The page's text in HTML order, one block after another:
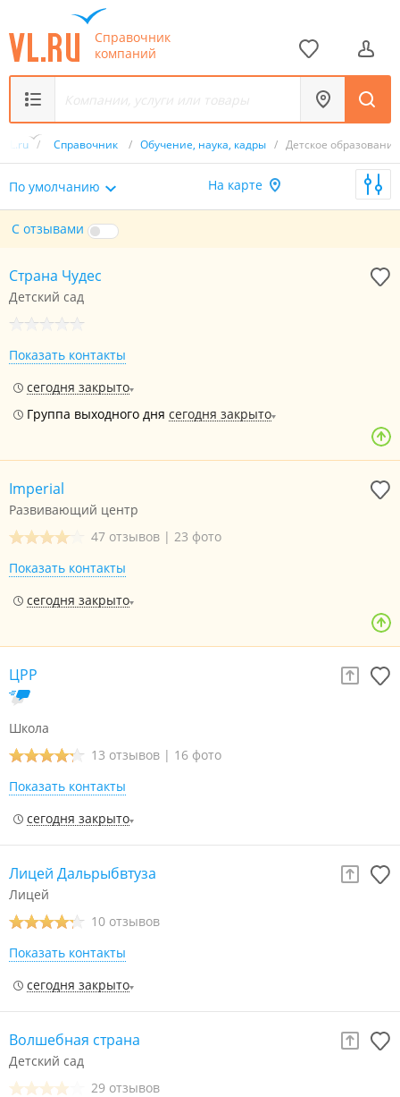
Справочник
компаний
VL.ru / Справочник / Обучение, наука, кадры / Детское образование
По умолчанию На карте
С отзывами
Страна Чудес
Детский сад
Показать контакты
сегодня закрыто
Группа выходного дня сегодня закрыто
Imperial
Развивающий центр
47 отзывов | 23 фото
Показать контакты
сегодня закрыто
ЦРР
Школа
13 отзывов | 16 фото
Показать контакты
сегодня закрыто
Лицей Дальрыбвтуза
Лицей
10 отзывов
Показать контакты
сегодня закрыто
Волшебная страна
Детский сад
29 отзывов